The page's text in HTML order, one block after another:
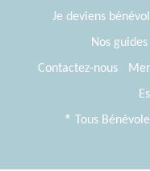
Je deviens
Nos guides
Contactez-nous
® Tous